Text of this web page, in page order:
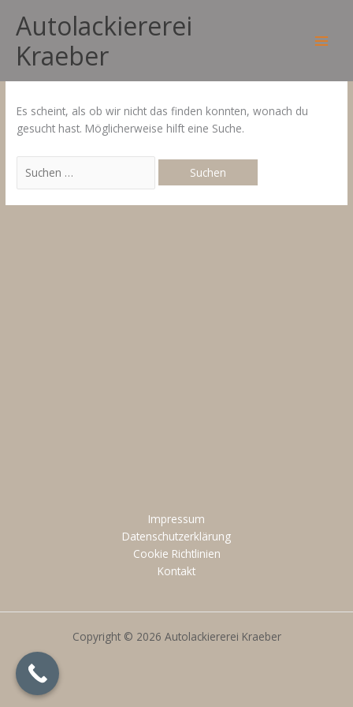
InhaltAutolackiererei
Kraeber
Fahrzeuglackierungen
BMW
Es scheint, als ob wir nicht das finden konnten, wonach du
gesucht hast. Möglicherweise hilft eine Suche.
nach:
Impressum
Datenschutzerklärung
Cookie Richtlinien
Kontakt
Copyright © 2026 Autolackiererei Kraeber